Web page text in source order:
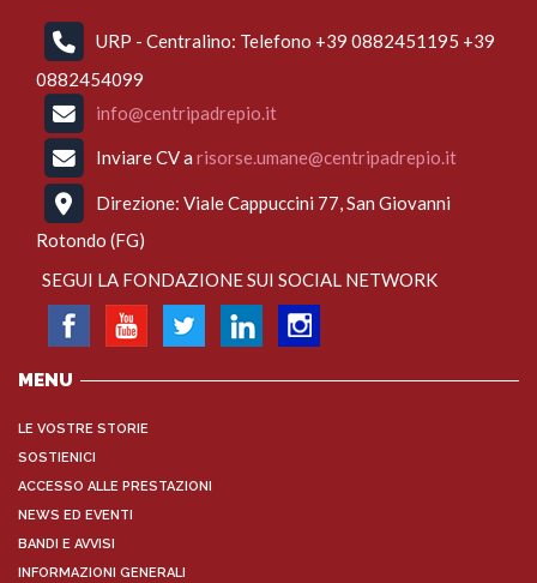
URP - Centralino: Telefono +39 0882451195 +39
0882454099
info@centripadrepio.it
Inviare CV a risorse.umane@centripadrepio.it
Direzione: Viale Cappuccini 77, San Giovanni
Rotondo (FG)
SEGUI LA FONDAZIONE SUI SOCIAL NETWORK
MENU
LE VOSTRE STORIE
SOSTIENICI
ACCESSO ALLE PRESTAZIONI
NEWS ED EVENTI
BANDI E AVVISI
INFORMAZIONI GENERALI